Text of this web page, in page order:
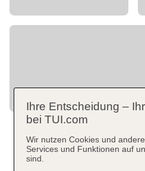
Ihre Entscheidung –
bei TUI.com
Wir nutzen Cookies und
Services und Funktionen auf
sind.